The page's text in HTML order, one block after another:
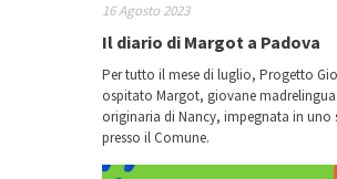
16 Agosto 2023
Il diario di Margot a Padova
Per tutto il mese di luglio, Progetto
ospitato Margot, giovane madrelingua
originaria di Nancy, impegnata in uno
presso il Comune.